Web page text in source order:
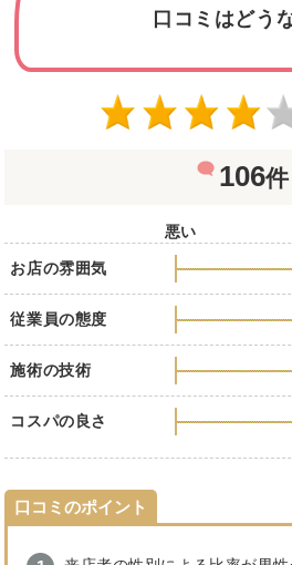
口コミはどう
106件
悪い
お店の雰囲気
従業員の態度
施術の技術
コスパの良さ
口コミのポイント